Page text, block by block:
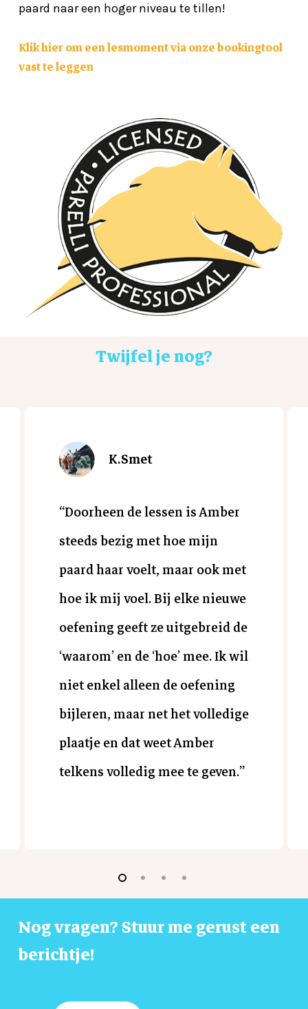
paard naar een hoger niveau te tillen!
Klik hier om een lesmoment via onze bookingtool
vast te leggen
Twijfel je nog?
K.Smet
“Doorheen de lessen is Amber
steeds bezig met hoe mijn
paard haar voelt, maar ook met
hoe ik mij voel. Bij elke nieuwe
oefening geeft ze uitgebreid de
‘waarom’ en de ‘hoe’ mee. Ik wil
niet enkel alleen de oefening
bijleren, maar net het volledige
plaatje en dat weet Amber
telkens volledig mee te geven.”
Nogvragen?Stuurmegerusteen
berichtje!